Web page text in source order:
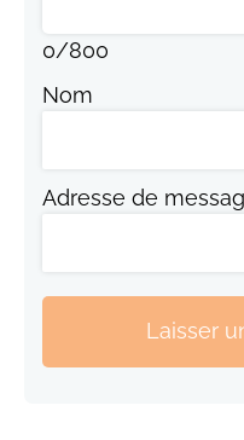
0/800
Nom
Adresse de
Laisser